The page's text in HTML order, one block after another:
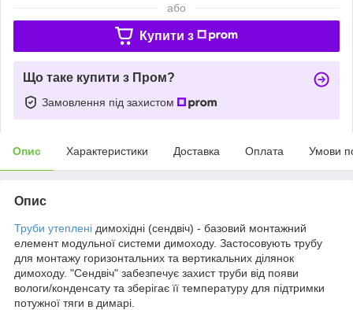
або
Купити з
Що таке купити з Пром?
Замовлення під захистом
Опис Характеристики Доставка Оплата Умови
Опис
Труби утеплені димохідні (сендвіч) - базовий монтажний
елемент модульної системи димоходу. Застосовують трубу
для монтажу горизонтальних та вертикальних ділянок
димоходу. "Сендвіч" забезпечує захист труби від появи
вологи/конденсату та зберігає її температуру для підтримки
потужної тяги в димарі.